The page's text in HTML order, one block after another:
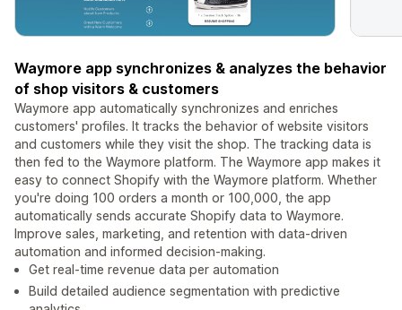
Waymore app synchronizes & analyzes the behavior
of shop visitors & customers
Waymore app automatically synchronizes and enriches
customers' profiles. It tracks the behavior of website visitors
and customers while they visit the shop. The tracking data is
then fed to the Waymore platform. The Waymore app makes it
easy to connect Shopify with the Waymore platform. Whether
you're doing 100 orders a month or 100,000, the app
automatically sends accurate Shopify data to Waymore.
Improve sales, marketing, and retention with data-driven
automation and informed decision-making.
Get real-time revenue data per automation
Build detailed audience segmentation with predictive